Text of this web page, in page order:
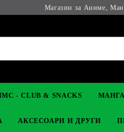
Магазин за Аниме,
- CLUB & SNACKS МАНГА
АКСЕСОАРИ И ДРУГИ